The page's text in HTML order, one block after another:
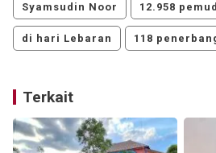
Syamsudin Noor 12.958
di hari Lebaran 118
Terkait